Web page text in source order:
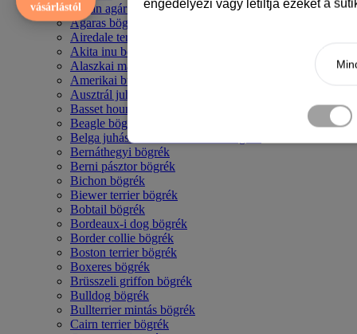
Afgán agár bögrék
Agaras bögrék
Airedale terrier mintás bögre
Akita inu bögrék
Alaszkai malamut bögrék
Amerikai bulldog mintás bögrék
Ausztrál juhászkutya bögrék
Basset hound mintás bögrék
Beagle bögrék
Belga juhász - malinois mintás bögrék
Bernáthegyi bögrék
Berni pásztor bögrék
Bichon bögrék
Biewer terrier bögrék
Bobtail bögrék
Bordeaux-i dog bögrék
Border collie bögrék
Boston terrier bögrék
Boxeres bögrék
Brüsszeli griffon bögrék
Bulldog bögrék
Bullterrier mintás bögrék
Cairn terrier bögrék
vásárlástól
engedélyezi vagy letiltja ezeket a